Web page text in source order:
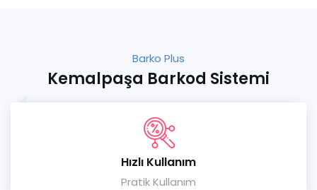
Barko Plus
Kemalpaşa Barkod Sistemi
Hızlı Kullanım
Pratik Kullanım